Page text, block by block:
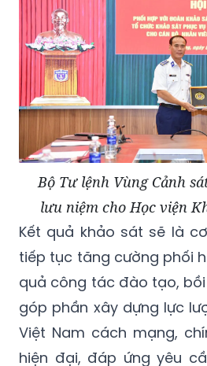
Bộ Tư lệnh Vùng Cảnh
lưu niệm cho Học viện
Kết quả khảo sát sẽ là
tiếp tục tăng cường phối
quả công tác đào tạo,
góp phần xây dựng lực
Việt Nam cách mạng,
hiện đại, đáp ứng yêu